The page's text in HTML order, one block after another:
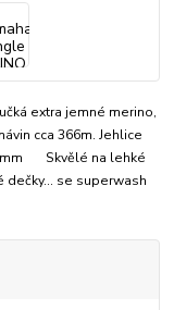
extra jemné merino,
cca 366m. Jehlice
Skvělé na lehké
dečky... se superwash